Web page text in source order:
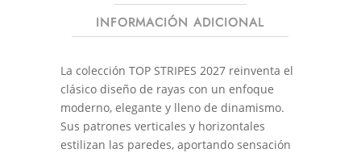
INFORMACIÓN ADICIONAL
La colección TOP STRIPES 2027 reinventa el
clásico diseño de rayas con un enfoque
moderno, elegante y lleno de dinamismo.
Sus patrones verticales y horizontales
estilizan las paredes, aportando sensación